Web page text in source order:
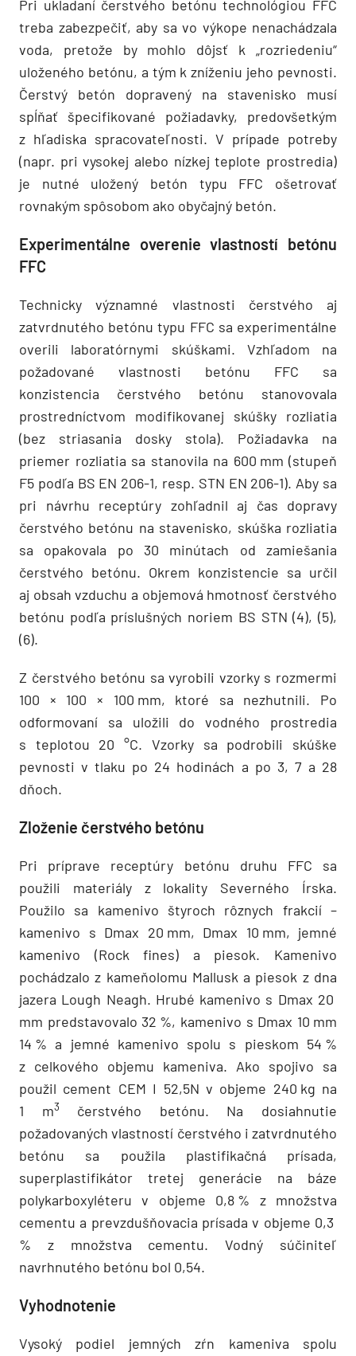
Pri ukladaní čerstvého betónu technológiou FFC
treba zabezpečiť, aby sa vo výkope nenachádzala
voda, pretože by mohlo dôjsť k „rozriedeniu“
uloženého betónu, a tým k zníženiu jeho pevnosti.
Čerstvý betón dopravený na stavenisko musí
spĺňať špecifikované požiadavky, predovšetkým
z hľadiska spracovateľnosti. V prípade potreby
(napr. pri vysokej alebo nízkej teplote prostredia)
je nutné uložený betón typu FFC ošetrovať
rovnakým spôsobom ako obyčajný betón.
Experimentálne overenie vlastností betónu
FFC
Technicky významné vlastnosti čerstvého aj
zatvrdnutého betónu typu FFC sa experimentálne
overili laboratórnymi skúškami. Vzhľadom na
požadované vlastnosti betónu FFC sa
konzistencia čerstvého betónu stanovovala
prostredníctvom modifikovanej skúšky rozliatia
(bez striasania dosky stola). Požiadavka na
priemer rozliatia sa stanovila na 600 mm (stupeň
F5 podľa BS EN 206-1, resp. STN EN 206-1). Aby sa
pri návrhu receptúry zohľadnil aj čas dopravy
čerstvého betónu na stavenisko, skúška rozliatia
sa opakovala po 30 minútach od zamiešania
čerstvého betónu. Okrem konzistencie sa určil
aj obsah vzduchu a objemová hmotnosť čerstvého
betónu podľa príslušných noriem BS STN (4), (5),
(6).
Z čerstvého betónu sa vyrobili vzorky s rozmermi
100 × 100 × 100 mm, ktoré sa nezhutnili. Po
odformovaní sa uložili do vodného prostredia
s teplotou 20 °C. Vzorky sa podrobili skúške
pevnosti v tlaku po 24 hodinách a po 3, 7 a 28
dňoch.
Zloženie čerstvého betónu
Pri príprave receptúry betónu druhu FFC sa
použili materiály z lokality Severného Írska.
Použilo sa kamenivo štyroch rôznych frakcií –
kamenivo s Dmax 20 mm, Dmax 10 mm, jemné
kamenivo (Rock fines) a piesok. Kamenivo
pochádzalo z kameňolomu Mallusk a piesok z dna
jazera Lough Neagh. Hrubé kamenivo s Dmax 20
mm predstavovalo 32 %, kamenivo s Dmax 10 mm
14 % a jemné kamenivo spolu s pieskom 54 %
z celkového objemu kameniva. Ako spojivo sa
použil cement CEM I 52,5N v objeme 240 kg na
1 m3
čerstvého betónu. Na dosiahnutie
požadovaných vlastností čerstvého i zatvrdnutého
betónu sa použila plastifikačná prísada,
superplastifikátor tretej generácie na báze
polykarboxyléteru v objeme 0,8 % z množstva
cementu a prevzdušňovacia prísada v objeme 0,3
% z množstva cementu. Vodný súčiniteľ
navrhnutého betónu bol 0,54.
Vyhodnotenie
Vysoký podiel jemných zŕn kameniva spolu